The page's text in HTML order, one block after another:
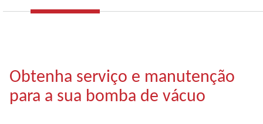
Obtenha serviço e manutenção
para a sua bomba de vácuo